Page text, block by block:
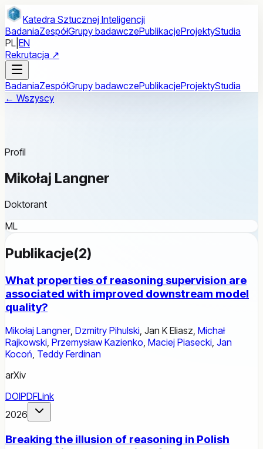
Przejdź do treści głównej
Katedra Sztucznej Inteligencji
BadaniaZespółGrupy badawczePublikacjeProjektyStudia
PL EN
Rekrutacja ↗
BadaniaZespółGrupy badawczePublikacjeProjektyStudia
← Wszyscy
Profil
Mikołaj Langner
Doktorant
ML
Publikacje(2)
What properties of reasoning supervision are
associated with improved downstream model
quality?
Mikołaj Langner, Dzmitry Pihulski, Jan K Eliasz, Michał
Rajkowski, Przemysław Kazienko, Maciej Piasecki, Jan
Kocoń, Teddy Ferdinan
arXiv
DOIPDFLink
2026
Breaking the illusion of reasoning in Polish